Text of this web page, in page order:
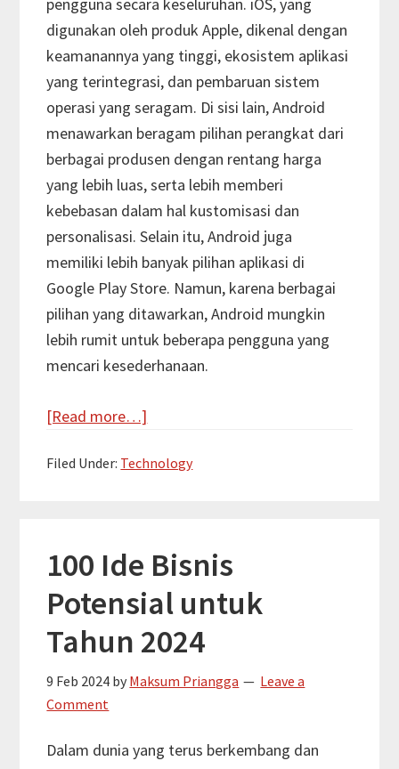
digunakan oleh produk Apple, dikenal dengan
keamanannya yang tinggi, ekosistem aplikasi
yang terintegrasi, dan pembaruan sistem
operasi yang seragam. Di sisi lain, Android
menawarkan beragam pilihan perangkat dari
berbagai produsen dengan rentang harga
yang lebih luas, serta lebih memberi
kebebasan dalam hal kustomisasi dan
personalisasi. Selain itu, Android juga
memiliki lebih banyak pilihan aplikasi di
Google Play Store. Namun, karena berbagai
pilihan yang ditawarkan, Android mungkin
lebih rumit untuk beberapa pengguna yang
mencari kesederhanaan.
[Read more…]
Tips
Tahun
2024:
Lengkap
untuk
Filed Under: Technology
100 Ide Bisnis
Potensial untuk
Tahun 2024
9 Feb 2024 by Maksum Priangga
Leave a
Comment
Dalam dunia yang terus berkembang dan